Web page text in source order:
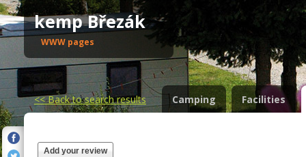
kemp Březák
WWW pages
<<Back to search results Camping Facilities
Add your review